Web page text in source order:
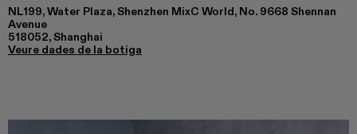
NL199, Water Plaza, Shenzhen MixC World, No. 9668 Shennan
Avenue
518052, Shanghai
Veure dades de la botiga